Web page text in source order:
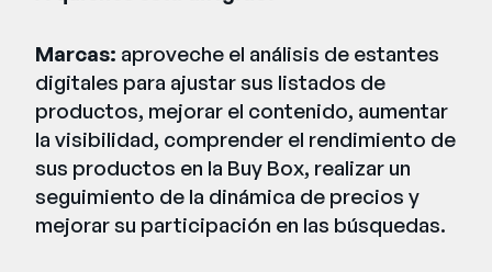
Marcas: aproveche el análisis de estantes
digitales para ajustar sus listados de
productos, mejorar el contenido, aumentar
la visibilidad, comprender el rendimiento de
sus productos en la Buy Box, realizar un
seguimiento de la dinámica de precios y
mejorar su participación en las búsquedas.